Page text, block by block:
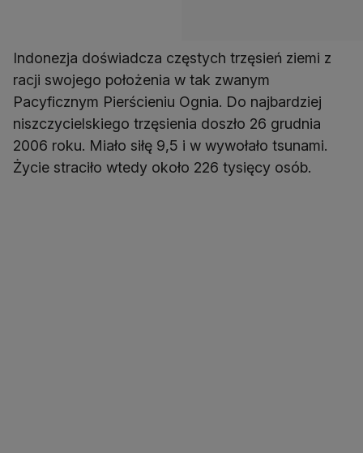
Indonezja doświadcza częstych trzęsień ziemi z
racji swojego położenia w tak zwanym
Pacyficznym Pierścieniu Ognia. Do najbardziej
niszczycielskiego trzęsienia doszło 26 grudnia
2006 roku. Miało siłę 9,5 i w wywołało tsunami.
Życie straciło wtedy około 226 tysięcy osób.